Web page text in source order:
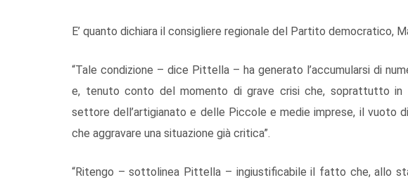
E’ quanto dichiara il consigliere regionale del Partito democratico,
“Tale condizione – dice Pittella – ha generato l’accumularsi di
e, tenuto conto del momento di grave crisi che, soprattutto in
settore dell’artigianato e delle Piccole e medie imprese, il vuoto
che aggravare una situazione già critica”.
“Ritengo – sottolinea Pittella – ingiustificabile il fatto che, allo